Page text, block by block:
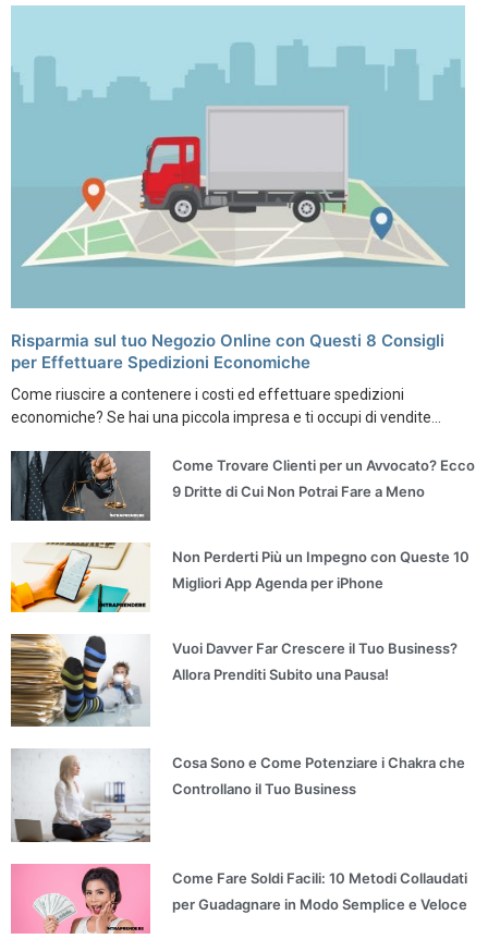
Risparmia sul tuo Negozio Online con Questi 8 Consigli
per Effettuare Spedizioni Economiche
Come riuscire a contenere i costi ed effettuare spedizioni
economiche? Se hai una piccola impresa e ti occupi di vendite...
Come Trovare Clienti per un Avvocato? Ecco
9 Dritte di Cui Non Potrai Fare a Meno
Non Perderti Più un Impegno con Queste 10
Migliori App Agenda per iPhone
Vuoi Davver Far Crescere il Tuo Business?
Allora Prenditi Subito una Pausa!
Cosa Sono e Come Potenziare i Chakra che
Controllano il Tuo Business
Come Fare Soldi Facili: 10 Metodi Collaudati
per Guadagnare in Modo Semplice e Veloce